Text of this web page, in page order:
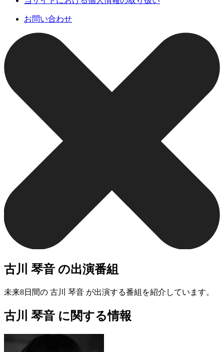
お問い合わせ
古川 琴音 の出演番組
未来8日間の 古川 琴音 が出演する番組を紹介しています。
古川 琴音 に関する情報